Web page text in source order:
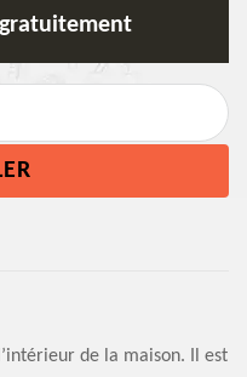
de la maison. Il est